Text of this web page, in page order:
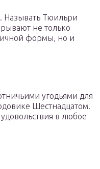
Называть Тюильри
не только
формы, но и
угодьями для
Шестнадцатом.
в любое